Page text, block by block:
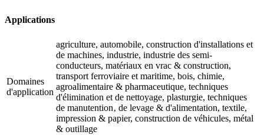
Applications
Domaines
d'application
agriculture, automobile, construction d'installations et
de machines, industrie, industrie des semi-
conducteurs, matériaux en vrac & construction,
transport ferroviaire et maritime, bois, chimie,
agroalimentaire & pharmaceutique, techniques
d'élimination et de nettoyage, plasturgie, techniques
de manutention‚ de levage & d'alimentation, textile,
impression & papier, construction de véhicules, métal
& outillage